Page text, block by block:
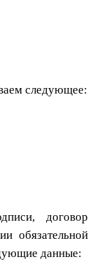
следующее:
договор
обязательной
данные: